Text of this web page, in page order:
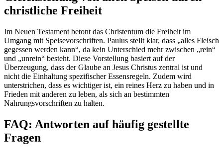
christliche Freiheit
Im Neuen Testament betont das Christentum die Freiheit im
Umgang mit Speisevorschriften. Paulus stellt klar, dass „alles Fleisch
gegessen werden kann“, da kein Unterschied mehr zwischen „rein“
und „unrein“ besteht. Diese Vorstellung basiert auf der
Überzeugung, dass der Glaube an Jesus Christus zentral ist und
nicht die Einhaltung spezifischer Essensregeln. Zudem wird
unterstrichen, dass es wichtiger ist, ein reines Herz zu haben und in
Frieden mit anderen zu leben, als sich an bestimmten
Nahrungsvorschriften zu halten.
FAQ: Antworten auf häufig gestellte
Fragen